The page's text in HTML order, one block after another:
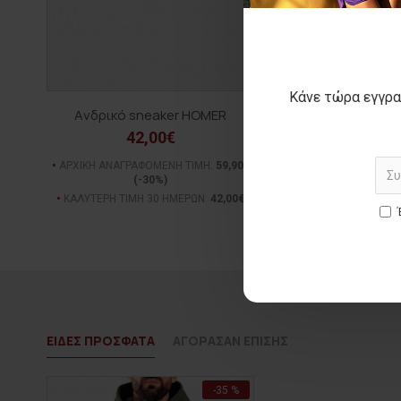
Κάνε τώρα
Aνδρικό sneaker HOMER
42,00€
ΑΡΧΙΚΗ ΑΝΑΓΡΑΦΟΜΕΝΗ ΤΙΜΗ:
59,90€
(-30%)
ΚΑΛΥΤΕΡΗ ΤΙΜΗ 30 ΗΜΕΡΩΝ:
42,00€
(-31%)
ΕΙΔΕΣ ΠΡΟΣΦΑΤΑ
-35 %